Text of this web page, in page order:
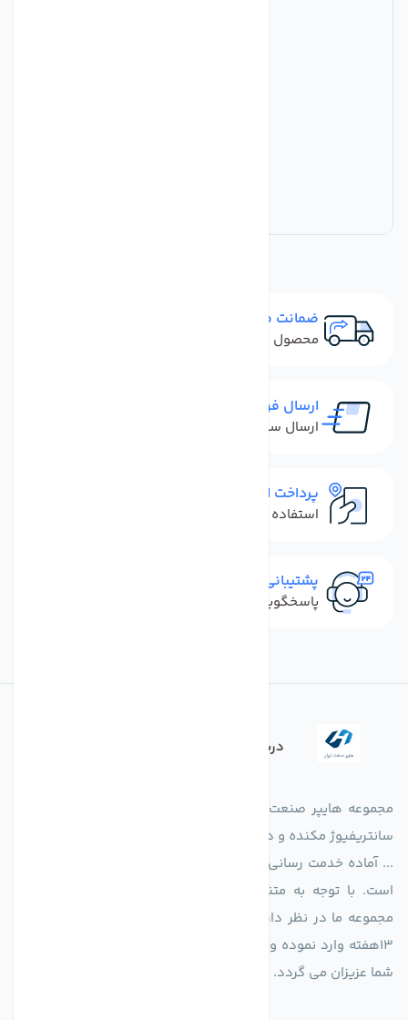
ضمانت مرجوعی
محصول نباید آسیب دیده باشد
ارسال فوری
ارسال سفارش در کمترین زمان ممکن
پرداخت امن
استفاده از روش‌های پرداخت امن
پشتیبانی سریع
پاسخگویی سریع به تماس‌ها و پیام‌ها
درباره فروشگاه
مجموعه هایپر صنعت ایران در امر تولید و واردات انواع فن های
سانتریفیوژ مکنده و دمنده آکسیال، سقفی، بین کانالی، مرغداری و
... آماده خدمت رسانی به شرکت های تولیدی، صنعتی و ساختمانی
است. با توجه به متنوع بودن فن های تولیدی کمپانی اروپایی
مجموعه ما در نظر دارد کالاهای تخصصی شما عزیزان رو در صرف
13هفته وارد نموده و این عمر باعث صرفه جویی در هزینه و زمان
شما عزیزان می گردد.